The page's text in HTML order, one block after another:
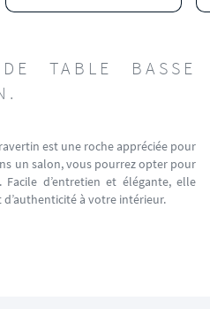
TABLE BASSE
est une roche appréciée pour
un salon, vous pourrez opter pour
d’entretien et élégante, elle
à votre intérieur.